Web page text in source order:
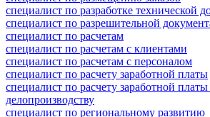
специалист по разработке технической
специалист по разрешительной
специалист по расчетам
специалист по расчетам с клиентами
специалист по расчетам с персоналом
специалист по расчету заработной платы
специалист по расчету заработной
делопроизводству
специалист по региональному развитию